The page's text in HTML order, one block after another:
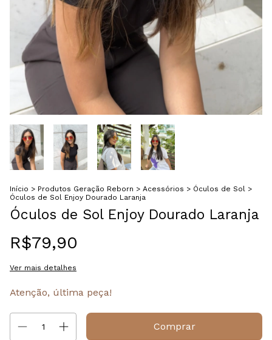
Início > Produtos Geração Reborn > Acessórios > Óculos de Sol >
Óculos de Sol Enjoy Dourado Laranja
Óculos de Sol Enjoy Dourado Laranja
R$79,90
Ver mais detalhes
Atenção, última peça!